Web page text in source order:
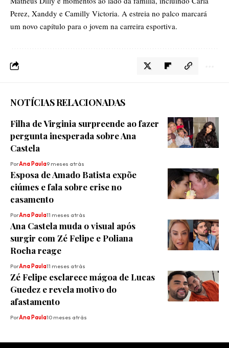
Perez, Xanddy e Camilly Victoria. A estreia no palco marcará
um novo capítulo para o jovem na carreira esportiva.
NOTÍCIAS RELACIONADAS
Filha de Virginia surpreende ao fazer
pergunta inesperada sobre Ana
Castela
PorAna Paula9 meses atrás
Esposa de Amado Batista expõe
ciúmes e fala sobre crise no
casamento
PorAna Paula11 meses atrás
Ana Castela muda o visual após
surgir com Zé Felipe e Poliana
Rocha reage
PorAna Paula11 meses atrás
Zé Felipe esclarece mágoa de Lucas
Guedez e revela motivo do
afastamento
PorAna Paula10 meses atrás